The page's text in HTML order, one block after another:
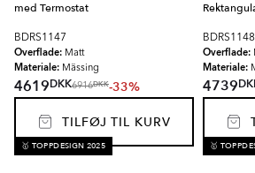
med Termostat
BDRS1147
Overflade: Matt
Materiale: Mässing
4619DKK6916DKK-33%
TILFØJ TIL KURV
BDRS1148
Overflade:
Materiale:
4739
🥇 TOPPDESIGN 2025 🥇